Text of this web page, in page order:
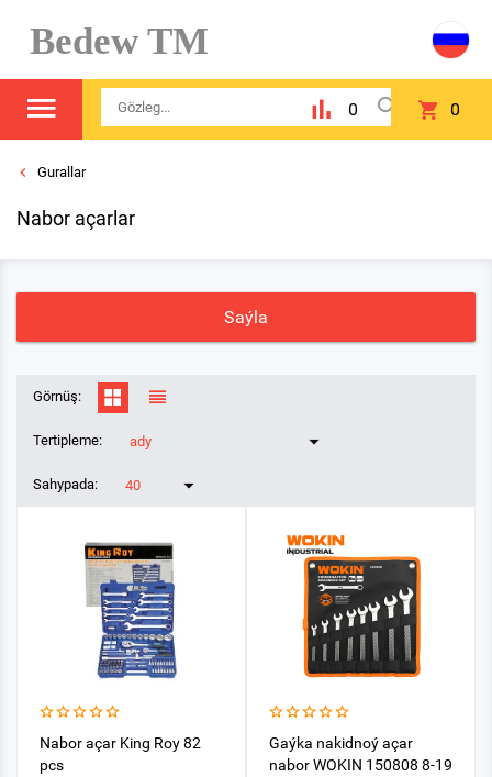
Bedew TM
0 0
Gurallar
Nabor açarlar
Saýla
Görnüş:
Tertipleme: ady
Sahypada: 40
Nabor açar King Roy 82
pcs
Gaýka nakidnoý açar
nabor WOKIN 150808 8-19